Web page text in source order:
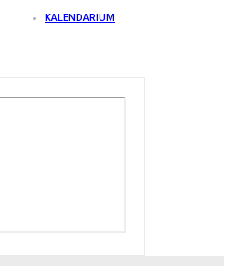
KALENDARIUM